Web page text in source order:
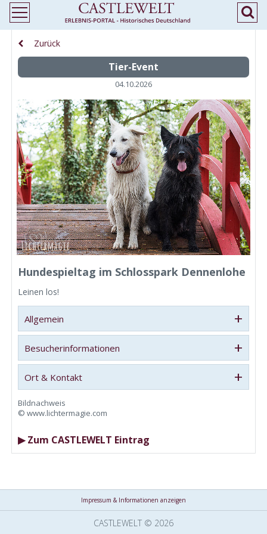
Zurück
Tier-Event
04.10.2026
Hundespieltag im Schlosspark Dennenlohe
Leinen los!
Allgemein +
Besucherinformationen +
Ort & Kontakt +
Bildnachweis
© www.lichtermagie.com
▶ Zum CASTLEWELT Eintrag
Impressum & Informationen anzeigen
CASTLEWELT © 2026